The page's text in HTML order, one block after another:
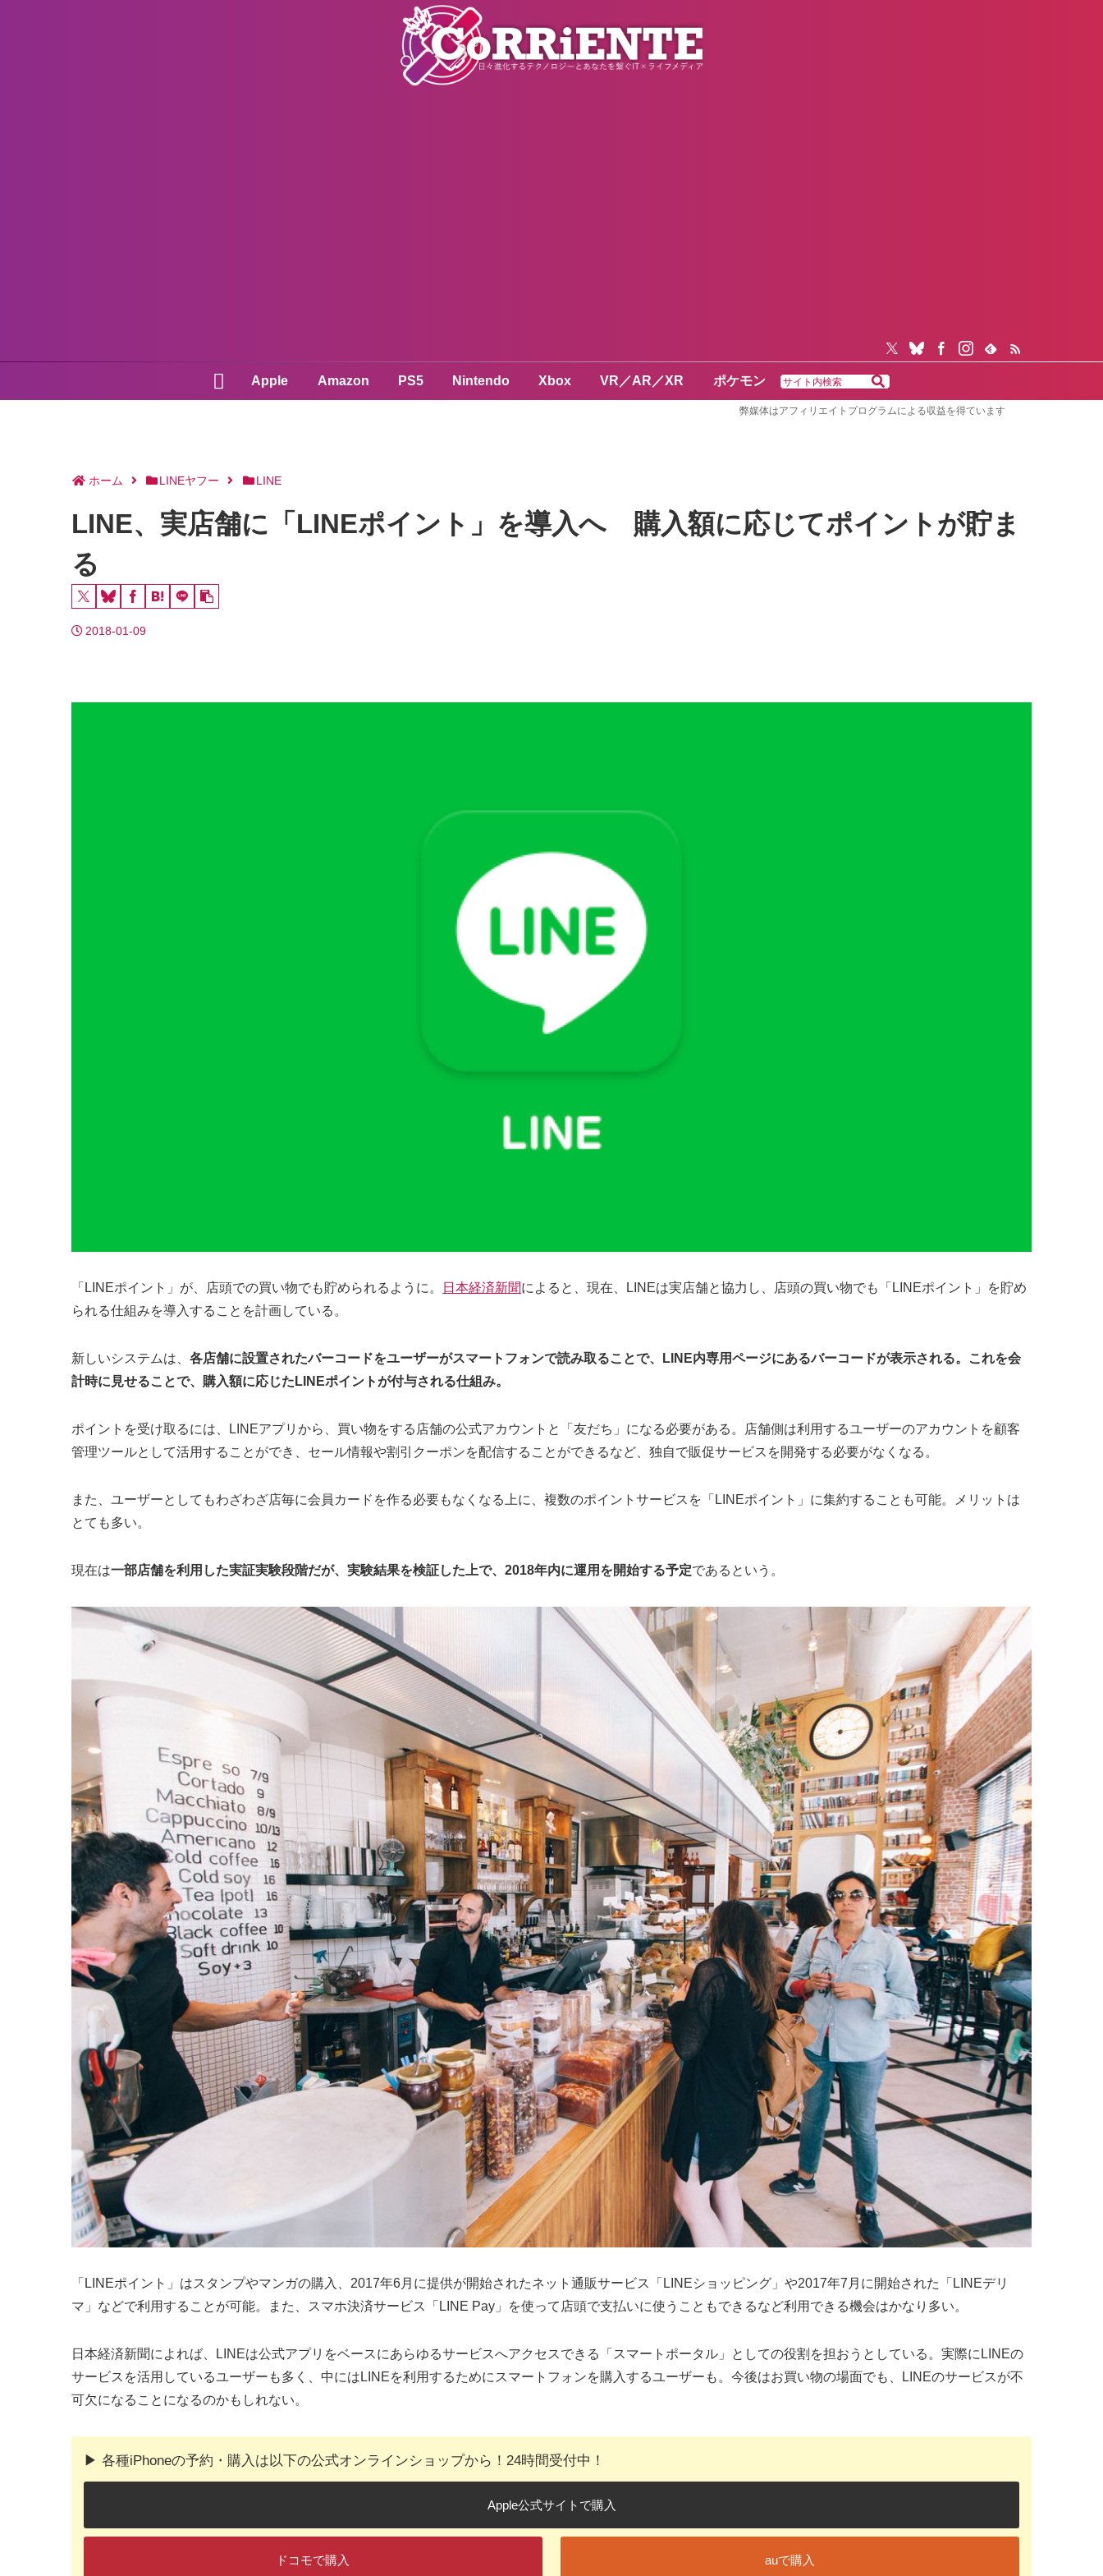
Apple Amazon PS5 Nintendo Xbox VR／AR／XR ポケモン
弊媒体はアフィリエイトプログラムによる収益を得ています
ホーム LINEヤフー LINE
LINE、実店舗に「LINEポイント」を導入へ 購入額に応じてポイントが貯ま
る
2018-01-09
「LINEポイント」が、店頭での買い物でも貯められるように。 日本経済新聞によると、現在、LINEは実店舗と協力し、店頭の買い物でも「LINEポイント」を貯め
られる仕組みを導入することを計画している。
新しいシステムは、 各店舗に設置されたバーコードをユーザーがスマートフォンで読み取ることで、LINE内専用ページにあるバーコードが表示される。これを会
計時に見せることで、購入額に応じたLINEポイントが付与される仕組み。
ポイントを受け取るには、LINEアプリから、買い物をする店舗の公式アカウントと「友だち」になる必要がある。店舗側は利用するユーザーのアカウントを顧客
管理ツールとして活用することができ、セール情報や割引クーポンを配信することができるなど、独自で販促サービスを開発する必要がなくなる。
また、ユーザーとしてもわざわざ店毎に会員カードを作る必要もなくなる上に、複数のポイントサービスを「LINEポイント」に集約することも可能。メリットは
とても多い。
現在は一部店舗を利用した実証実験段階だが、実験結果を検証した上で、2018年内に運用を開始する予定であるという。
「LINEポイント」はスタンプやマンガの購入、2017年6月に提供が開始されたネット通販サービス「LINEショッピング」や2017年7月に開始された「LINEデリ
マ」などで利用することが可能。また、スマホ決済サービス「LINE Pay」を使って店頭で支払いに使うこともできるなど利用できる機会はかなり多い。
日本経済新聞によれば、LINEは公式アプリをベースにあらゆるサービスへアクセスできる「スマートポータル」としての役割を担おうとしている。実際にLINEの
サービスを活用しているユーザーも多く、中にはLINEを利用するためにスマートフォンを購入するユーザーも。今後はお買い物の場面でも、LINEのサービスが不
可欠になることになるのかもしれない。
▶︎ 各種iPhoneの予約・購入は以下の公式オンラインショップから！24時間受付中！
Apple公式サイトで購入
ドコモで購入 auで購入